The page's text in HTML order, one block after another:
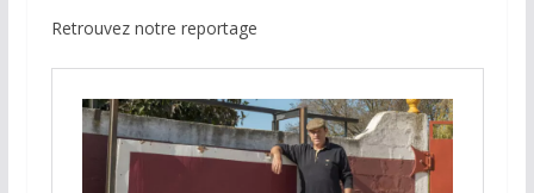
Retrouvez notre reportage